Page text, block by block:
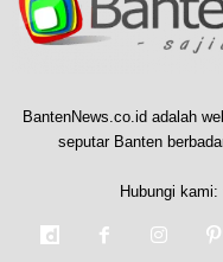
BantenNews.co.id adalah
seputar Banten
Hubungi kami: